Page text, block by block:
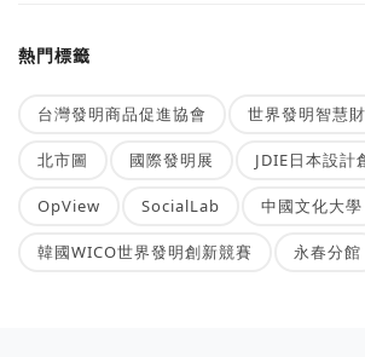
熱門標籤
台灣發明商品促進協會 世界發明智慧
北市圖 國際發明展 JDIE日本設計
OpView SocialLab 中國文化大學
韓國WICO世界發明創新競賽 永春分館